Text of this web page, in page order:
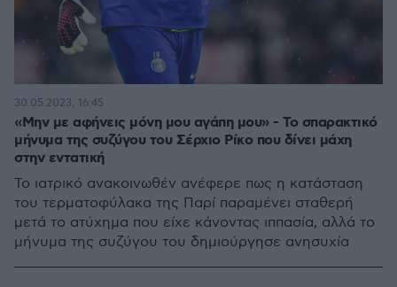
«Μην με αφήνεις μόνη μου αγάπη μου» - Το σπαρακτικό
μήνυμα της συζύγου του Σέρχιο Ρίκο που δίνει μάχη
στην εντατική
Το ιατρικό ανακοινωθέν ανέφερε πως η κατάσταση
του τερματοφύλακα της Παρί παραμένει σταθερή
μετά το ατύχημα που είχε κάνοντας ιππασία, αλλά το
μήνυμα της συζύγου του δημιούργησε ανησυχία
30.05.2023, 16:45